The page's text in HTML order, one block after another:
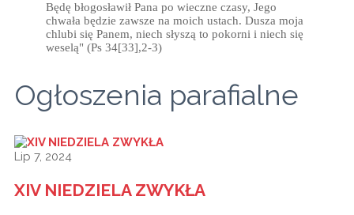
Będę błogosławił Pana po wieczne czasy, Jego
chwała będzie zawsze na moich ustach. Dusza moja
chlubi się Panem, niech słyszą to pokorni i niech się
weselą" (Ps 34[33],2-3)
Ogłoszenia parafialne
Lip 7, 2024
XIV NIEDZIELA ZWYKŁA